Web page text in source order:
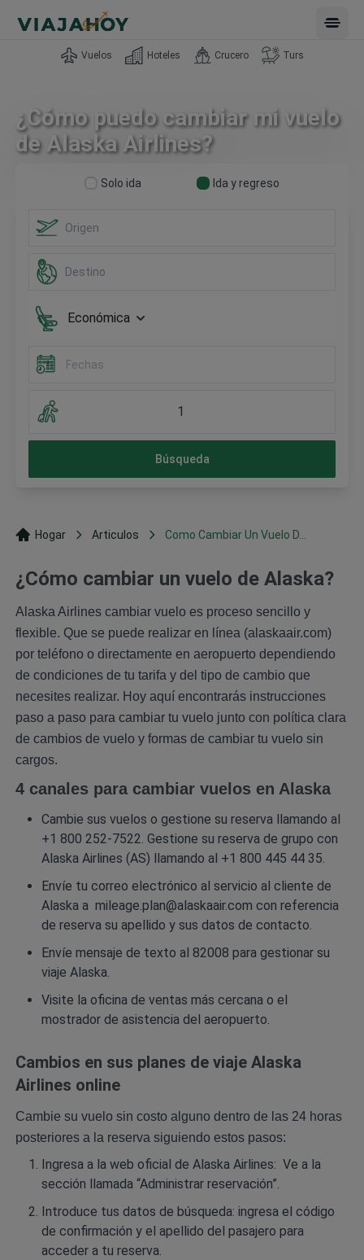
Open
Vuelos Hoteles Crucero Turs
¿Cómo puedo cambiar mi vuelo
de Alaska Airlines?
Solo ida Ida y regreso
Económica
1
Búsqueda
Hogar Articulos Como Cambiar Un Vuelo D...
¿Cómo cambiar un vuelo de Alaska?
Alaska Airlines cambiar vuelo es proceso sencillo y
flexible. Que se puede realizar en línea (alaskaair.com)
por teléfono o directamente en aeropuerto dependiendo
de condiciones de tu tarifa y del tipo de cambio que
necesites realizar. Hoy aquí encontrarás instrucciones
paso a paso para cambiar tu vuelo junto con política clara
de cambios de vuelo y formas de cambiar tu vuelo sin
cargos.
4 canales para cambiar vuelos en Alaska
Cambie sus vuelos o gestione su reserva llamando al
+1 800 252-7522. Gestione su reserva de grupo con
Alaska Airlines (AS) llamando al +1 800 445 44 35.
Envíe tu correo electrónico al servicio al cliente de
Alaska a mileage.plan@alaskaair.com con referencia
de reserva su apellido y sus datos de contacto.
Envíe mensaje de texto al 82008 para gestionar su
viaje Alaska.
Visite la oficina de ventas más cercana o el
mostrador de asistencia del aeropuerto.
Cambios en sus planes de viaje Alaska
Airlines online
Cambie su vuelo sin costo alguno dentro de las 24 horas
posteriores a la reserva siguiendo estos pasos:
Ingresa a la web oficial de Alaska Airlines: Ve a la
sección llamada “Administrar reservación”.
Introduce tus datos de búsqueda: ingresa el código
de confirmación y el apellido del pasajero para
acceder a tu reserva.